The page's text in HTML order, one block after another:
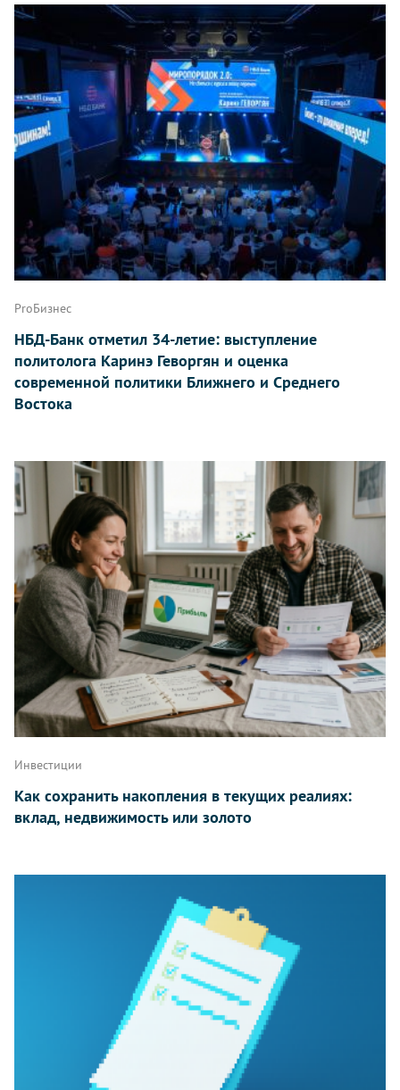
ProБизнес
НБД-Банк отметил 34-летие: выступление
политолога Каринэ Геворгян и оценка
современной политики Ближнего и Среднего
Востока
Инвестиции
Как сохранить накопления в текущих реалиях:
вклад, недвижимость или золото